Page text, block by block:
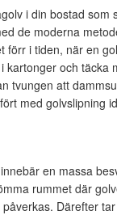
i din bostad
de moderna
förr i tiden, när en
kartonger och
tvungen att
med golvslipning
en massa
rummet där
Därefter